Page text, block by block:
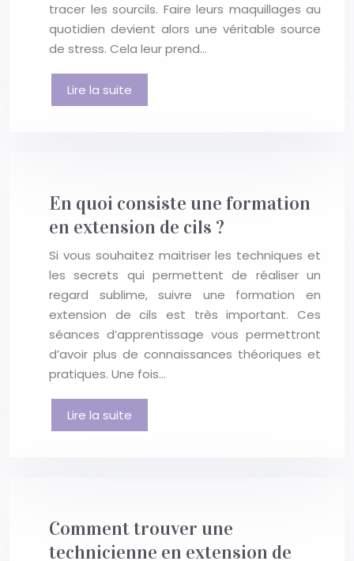
tracer les sourcils. Faire leurs maquillages au
quotidien devient alors une véritable source
de stress. Cela leur prend…
Lire la suite
En quoi consiste une formation
en extension de cils ?
Si vous souhaitez maitriser les techniques et
les secrets qui permettent de réaliser un
regard sublime, suivre une formation en
extension de cils est très important. Ces
séances d’apprentissage vous permettront
d’avoir plus de connaissances théoriques et
pratiques. Une fois…
Lire la suite
Comment trouver une
technicienne en extension de